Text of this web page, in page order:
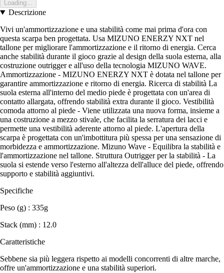
Loading...
Descrizione
Vivi un'ammortizzazione e una stabilità come mai prima d'ora con
questa scarpa ben progettata. Usa MIZUNO ENERZY NXT nel
tallone per migliorare l'ammortizzazione e il ritorno di energia. Cerca
anche stabilità durante il gioco grazie al design della suola esterna, alla
costruzione outrigger e all'uso della tecnologia MIZUNO WAVE.
Ammortizzazione - MIZUNO ENERZY NXT è dotata nel tallone per
garantire ammortizzazione e ritorno di energia. Ricerca di stabilità La
suola esterna all'interno del medio piede è progettata con un'area di
contatto allargata, offrendo stabilità extra durante il gioco. Vestibilità
comoda attorno al piede - Viene utilizzata una nuova forma, insieme a
una costruzione a mezzo stivale, che facilita la serratura dei lacci e
permette una vestibilità aderente attorno al piede. L'apertura della
scarpa è progettata con un'imbottitura più spessa per una sensazione di
morbidezza e ammortizzazione. Mizuno Wave - Equilibra la stabilità e
l'ammortizzazione nel tallone. Struttura Outrigger per la stabilità - La
suola si estende verso l'esterno all'altezza dell'alluce del piede, offrendo
supporto e stabilità aggiuntivi.
Specifiche
Peso (g) : 335g
Stack (mm) : 12.0
Caratteristiche
Sebbene sia più leggera rispetto ai modelli concorrenti di altre marche,
offre un'ammortizzazione e una stabilità superiori.